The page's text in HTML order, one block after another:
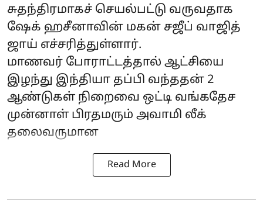
சுதந்திரமாகச் செயல்பட்டு வருவதாக
ஷேக் ஹசீனாவின் மகன் சஜீப் வாஜித்
ஜாய் எச்சரித்துள்ளார்.
மாணவர் போராட்டத்தால் ஆட்சியை
இழந்து இந்தியா தப்பி வந்ததன் 2
ஆண்டுகள் நிறைவை ஒட்டி வங்கதேச
முன்னாள் பிரதமரும் அவாமி லீக்
தலைவருமான
Read More